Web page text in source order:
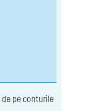
de pe conturile